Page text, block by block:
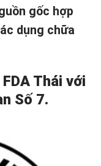
gốc hợp
dụng chữa
Thái với
Số 7.